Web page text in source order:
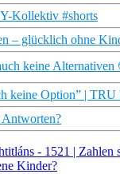
Kollektiv #shorts
– glücklich ohne
keine
keine Option” |
Antworten?
- 1521 | Zahlen
Kinder?